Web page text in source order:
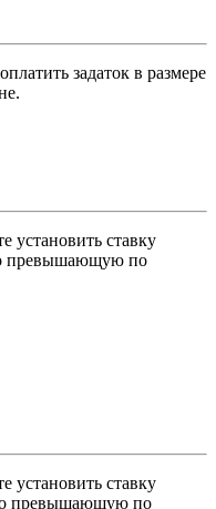
задаток в размере
установить ставку
превышающую по
установить ставку
превышающую по